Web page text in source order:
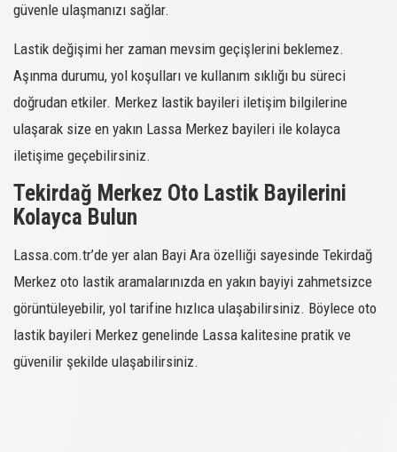
güvenle ulaşmanızı sağlar.
Lastik değişimi her zaman mevsim geçişlerini beklemez.
Aşınma durumu, yol koşulları ve kullanım sıklığı bu süreci
doğrudan etkiler. Merkez lastik bayileri iletişim bilgilerine
ulaşarak size en yakın Lassa Merkez bayileri ile kolayca
iletişime geçebilirsiniz.
Tekirdağ Merkez Oto Lastik Bayilerini
Kolayca Bulun
Lassa.com.tr’de yer alan Bayi Ara özelliği sayesinde Tekirdağ
Merkez oto lastik aramalarınızda en yakın bayiyi zahmetsizce
görüntüleyebilir, yol tarifine hızlıca ulaşabilirsiniz. Böylece oto
lastik bayileri Merkez genelinde Lassa kalitesine pratik ve
güvenilir şekilde ulaşabilirsiniz.